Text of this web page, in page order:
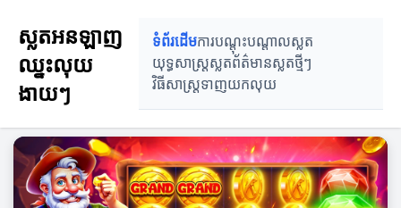
ស្លតអនឡាញ
ឈ្នះលុយ
ងាយៗ
ទំព័រដើមការបណ្តុះបណ្តាលស្លត
យុទ្ធសាស្ត្រស្លតព័ត៌មានស្លតថ្មីៗ
វិធីសាស្ត្រទាញយកលុយ